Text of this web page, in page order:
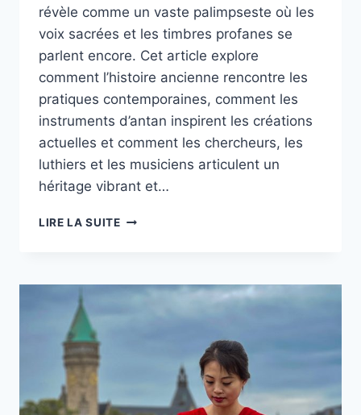
révèle comme un vaste palimpseste où les
voix sacrées et les timbres profanes se
parlent encore. Cet article explore
comment l’histoire ancienne rencontre les
pratiques contemporaines, comment les
instruments d’antan inspirent les créations
actuelles et comment les chercheurs, les
luthiers et les musiciens articulent un
héritage vibrant et…
LIRE LA SUITEEXPLORER
: